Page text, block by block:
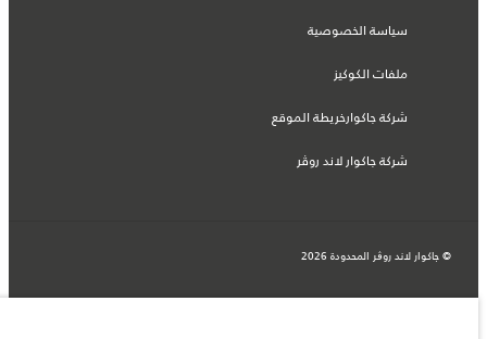
سياسة الخصوصية
ملفات الكوكيز
شركة جاكوارخريطة الموقع
شركة جاكوار لاند روڤر
© جاكوار لاند روڨر المحدودة 2026